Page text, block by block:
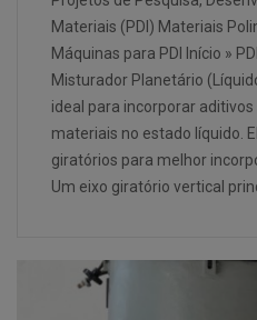
Materiais (PDI) Materiais
Máquinas para PDI Início »
Misturador Planetário
ideal para incorporar
materiais no estado líquido.
giratórios para melhor
Um eixo giratório vertical